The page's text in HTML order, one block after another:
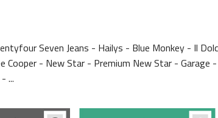
Seven Jeans - Hailys - Blue Monkey - Il
Cooper - New Star - Premium New Star - Garage
...